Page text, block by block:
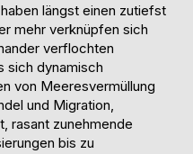
längst einen zutiefst
mehr verknüpfen sich
verflochten
sich dynamisch
von Meeresvermüllung
und Migration,
rasant zunehmende
bis zu